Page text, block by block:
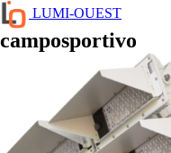
LUMI-OUEST
camposportivo